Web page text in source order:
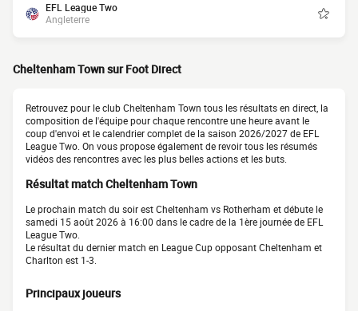
EFL League Two
Angleterre
Cheltenham Town sur Foot Direct
Retrouvez pour le club Cheltenham Town tous les résultats en direct, la
composition de l'équipe pour chaque rencontre une heure avant le
coup d'envoi et le calendrier complet de la saison 2026/2027 de EFL
League Two. On vous propose également de revoir tous les résumés
vidéos des rencontres avec les plus belles actions et les buts.
Résultat match Cheltenham Town
Le prochain match du soir est Cheltenham vs Rotherham et débute le
samedi 15 août 2026 à 16:00 dans le cadre de la 1ère journée de EFL
League Two.
Le résultat du dernier match en League Cup opposant Cheltenham et
Charlton est 1-3.
Principaux joueurs